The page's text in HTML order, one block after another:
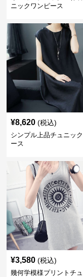
ニックワンピース
¥8,620 (税込)
シンプル上品チュニッ
ース
¥3,580 (税込)
幾何学模様プリントチ